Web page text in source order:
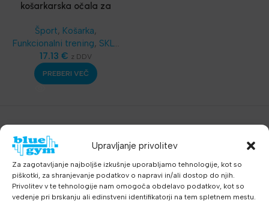
Upravljanje privolitev
Za zagotavljanje najboljše izkušnje uporabljamo tehnologije, kot so
piškotki, za shranjevanje podatkov o napravi in/ali dostop do njih.
Privolitev v te tehnologije nam omogoča obdelavo podatkov, kot so
vedenje pri brskanju ali edinstveni identifikatorji na tem spletnem mestu.
košarkarska očala za
Šport, Košarka,
Funkcionalni trening, SKLZ
Funkcionalni trening
Najnovejša oprema
17.13 € z DDV
PREBERI VEČ